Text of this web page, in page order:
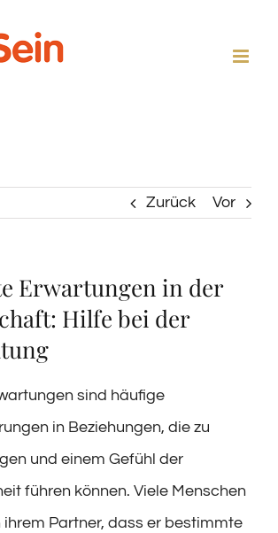
Zurück Vor
Erwartungen in der
Hilfe bei der
sind häufige
in Beziehungen, die zu
und einem Gefühl der
führen können. Viele Menschen
ihrem Partner, dass er bestimmte